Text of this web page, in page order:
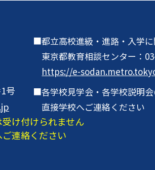
号
都立高校進級・進路・入学
東京都教育相談センター：
https://e-
各学校見学会・各学校説明会
直接学校へご連絡ください
け付けられません
連絡ください